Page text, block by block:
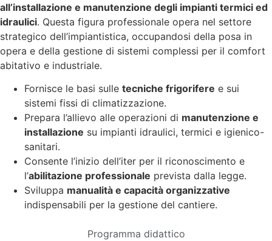
Programma didattico
all’installazione e manutenzione degli impianti termici ed
idraulici. Questa figura professionale opera nel settore
strategico dell’impiantistica, occupandosi della posa in
opera e della gestione di sistemi complessi per il comfort
abitativo e industriale.
Fornisce le basi sulle tecniche frigorifere e sui
sistemi fissi di climatizzazione.
Prepara l’allievo alle operazioni di manutenzione e
installazione su impianti idraulici, termici e igienico-
sanitari.
Consente l’inizio dell’iter per il riconoscimento e
l’abilitazione professionale prevista dalla legge.
Sviluppa manualità e capacità organizzative
indispensabili per la gestione del cantiere.